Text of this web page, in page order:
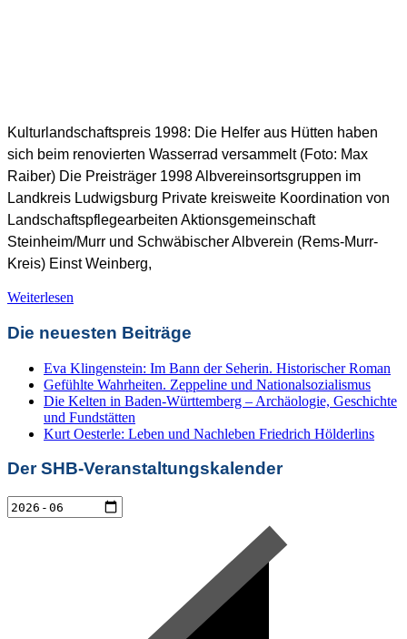
SHB Redaktion
Kulturlandschaftspreis 1998: Die Helfer aus Hütten haben
sich beim renovierten Wasserrad versammelt (Foto: Max
Raiber) Die Preisträger 1998 Albvereinsortsgruppen im
Landkreis Ludwigsburg Private kreisweite Koordination von
Landschaftspflegearbeiten Aktionsgemeinschaft
Steinheim/Murr und Schwäbischer Albverein (Rems-Murr-
Kreis) Einst Weinberg,
Weiterlesen
Die neuesten Beiträge
Eva Klingenstein: Im Bann der Seherin. Historischer Roman
Gefühlte Wahrheiten. Zeppeline und Nationalsozialismus
Die Kelten in Baden-Württemberg – Archäologie, Geschichte
und Fundstätten
Kurt Oesterle: Leben und Nachleben Friedrich Hölderlins
Der SHB-Veranstaltungskalender